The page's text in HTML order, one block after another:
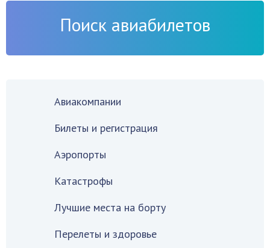
Поиск авиабилетов
Авиакомпании
Билеты и регистрация
Аэропорты
Катастрофы
Лучшие места на борту
Перелеты и здоровье